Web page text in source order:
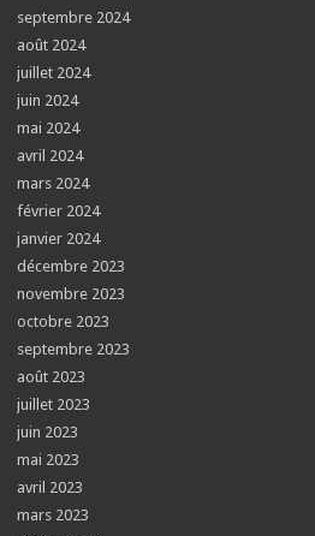
septembre 2024
août 2024
juillet 2024
juin 2024
mai 2024
avril 2024
mars 2024
février 2024
janvier 2024
décembre 2023
novembre 2023
octobre 2023
septembre 2023
août 2023
juillet 2023
juin 2023
mai 2023
avril 2023
mars 2023